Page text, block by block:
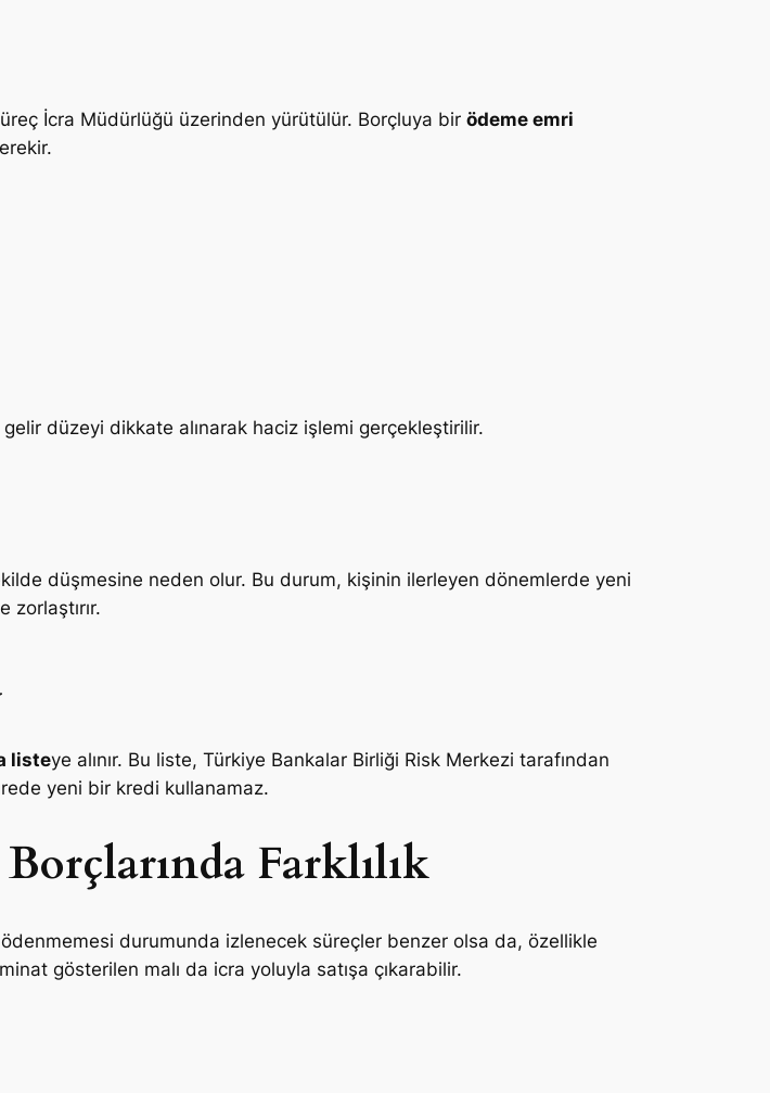
İcra Müdürlüğü üzerinden yürütülür. Borçluya bir ödeme emri
düzeyi dikkate alınarak haciz işlemi gerçekleştirilir.
düşmesine neden olur. Bu durum, kişinin ilerleyen dönemlerde yeni
listeye alınır. Bu liste, Türkiye Bankalar Birliği Risk Merkezi tarafından
yeni bir kredi kullanamaz.
Farklılık
durumunda izlenecek süreçler benzer olsa da, özellikle
gösterilen malı da icra yoluyla satışa çıkarabilir.